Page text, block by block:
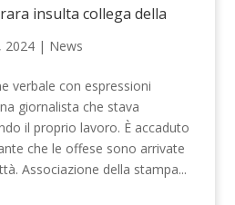
insulta collega della
2024| News
verbale con espressioni
giornalista che stava
il proprio lavoro. È accaduto
che le offese sono arrivate
Associazione della stampa...